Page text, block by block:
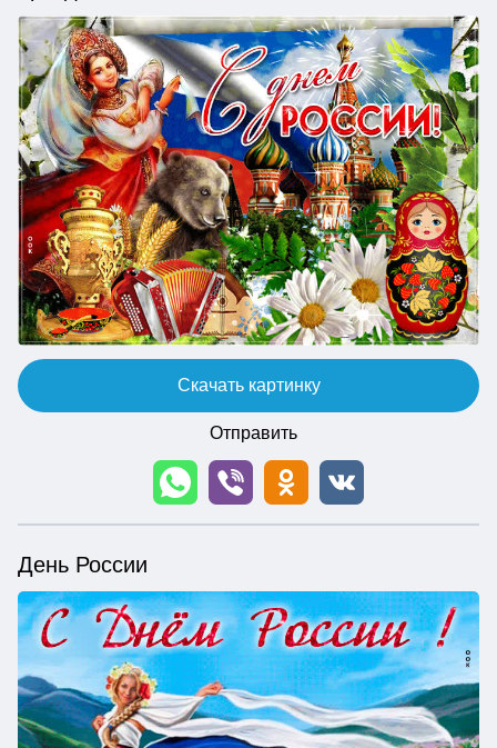
Скачать картинку
Отправить
День России